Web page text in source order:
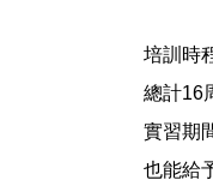
培訓時
總計16
實習期
也能給